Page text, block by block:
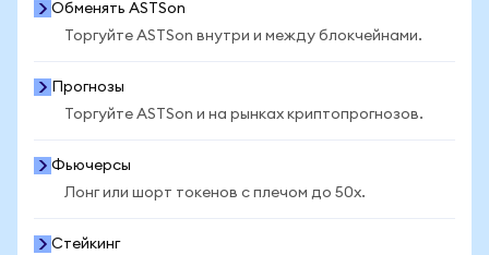
Обменять ASTSon
Торгуйте ASTSon внутри и между блокчейнами.
Прогнозы
Торгуйте ASTSon и на рынках криптопрогнозов.
Фьючерсы
Лонг или шорт токенов с плечом до 50x.
Стейкинг